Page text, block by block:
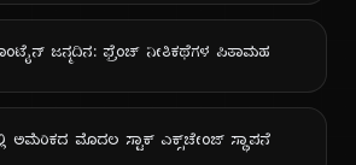
ಜನ್ಮದಿನ: ಫ್ರೆಂಚ್ ನೀತಿಕಥೆಗಳ ಪಿತಾಮಹ
ಅಮೆರಿಕದ ಮೊದಲ ಸ್ಟಾಕ್ ಎಕ್ಸ್‌ಚೇಂಜ್ ಸ್ಥಾಪನೆ